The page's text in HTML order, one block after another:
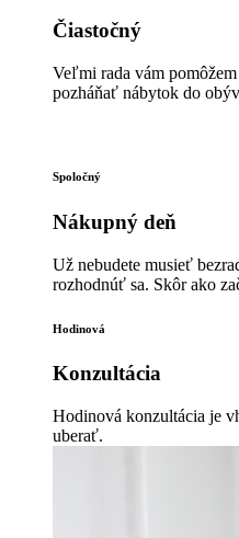
Čiastočný
Veľmi rada vám
pozháňať nábytok do
Spoločný
Nákupný deň
Už nebudete musieť
rozhodnúť sa. Skôr ako
Hodinová
Konzultácia
Hodinová konzultácia je
uberať.